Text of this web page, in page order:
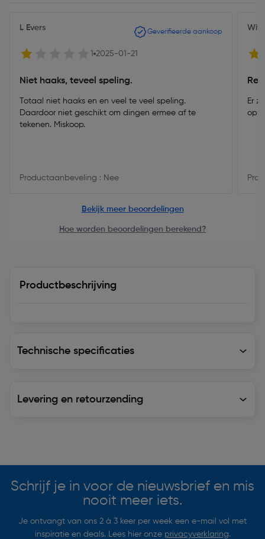
L Evers Geverifieerde aankoop
1 2025-01-21
Niet haaks, teveel speling.
Totaal niet haaks en en veel te veel speling.
Daardoor niet geschikt om dingen ermee af te
tekenen. Miskoop.
Productaanbeveling : Nee
Er
op
Bekijk meer beoordelingen
Hoe worden beoordelingen berekend?
Productbeschrijving
Technische specificaties
Levering en retourzending
Schrijf je in voor de nieuwsbrief en mis
nooit meer iets.
Je ontvangt van ons 2 à 3 keer per week een e-mail vol met
inspiratie en deals. Lees hier onze privacyverklaring.